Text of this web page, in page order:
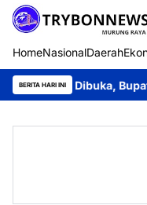
HomeNasionalDaerah
BERITA HARI INI
Dibuka, Bupati